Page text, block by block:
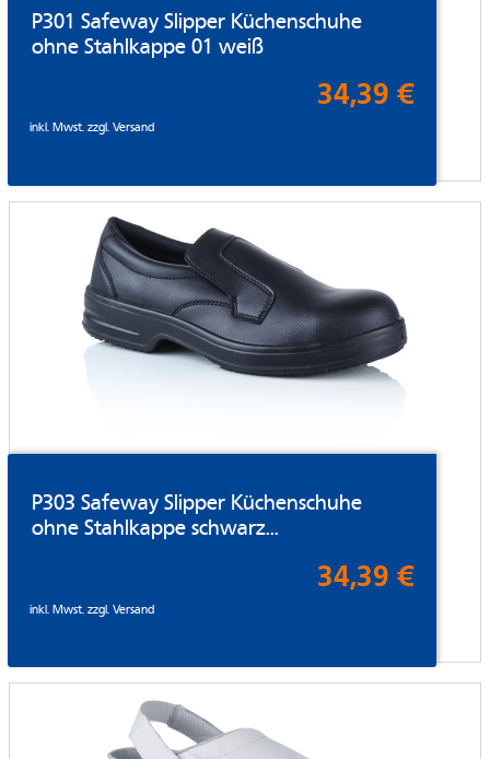
P301 Safeway Slipper Küchenschuhe
ohne Stahlkappe 01 weiß
34,39 €
inkl. Mwst. zzgl.Versand
P303 Safeway Slipper Küchenschuhe
ohne Stahlkappe schwarz...
34,39 €
inkl. Mwst. zzgl.Versand